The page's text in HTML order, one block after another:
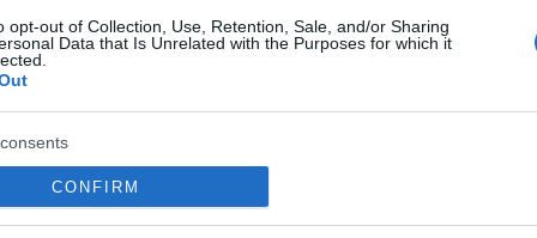
opt-out of Collection, Use, Retention, Sale, and/or Sharing
Data that Is Unrelated with the Purposes for which it
allow Google to enable storage related to advertising like cookies on
identifiers in apps.
CONFIRM
Dániel